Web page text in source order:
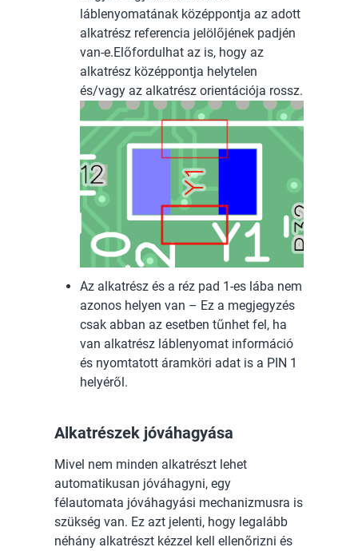
láblenyomatának középpontja az adott
alkatrész referencia jelölőjének padjén
van-e.Előfordulhat az is, hogy az
alkatrész középpontja helytelen
és/vagy az alkatrész orientációja rossz.
Az alkatrész és a réz pad 1-es lába nem
azonos helyen van – Ez a megjegyzés
csak abban az esetben tűnhet fel, ha
van alkatrész láblenyomat információ
és nyomtatott áramköri adat is a PIN 1
helyéről.
Alkatrészek jóváhagyása
Mivel nem minden alkatrészt lehet
automatikusan jóváhagyni, egy
félautomata jóváhagyási mechanizmusra is
szükség van. Ez azt jelenti, hogy legalább
néhány alkatrészt kézzel kell ellenőrizni és